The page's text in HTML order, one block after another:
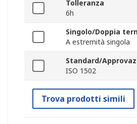
Tolleranza
6h
Singolo/Doppia
A estremità singola
Standard/
ISO 1502
Trova prodotti simili